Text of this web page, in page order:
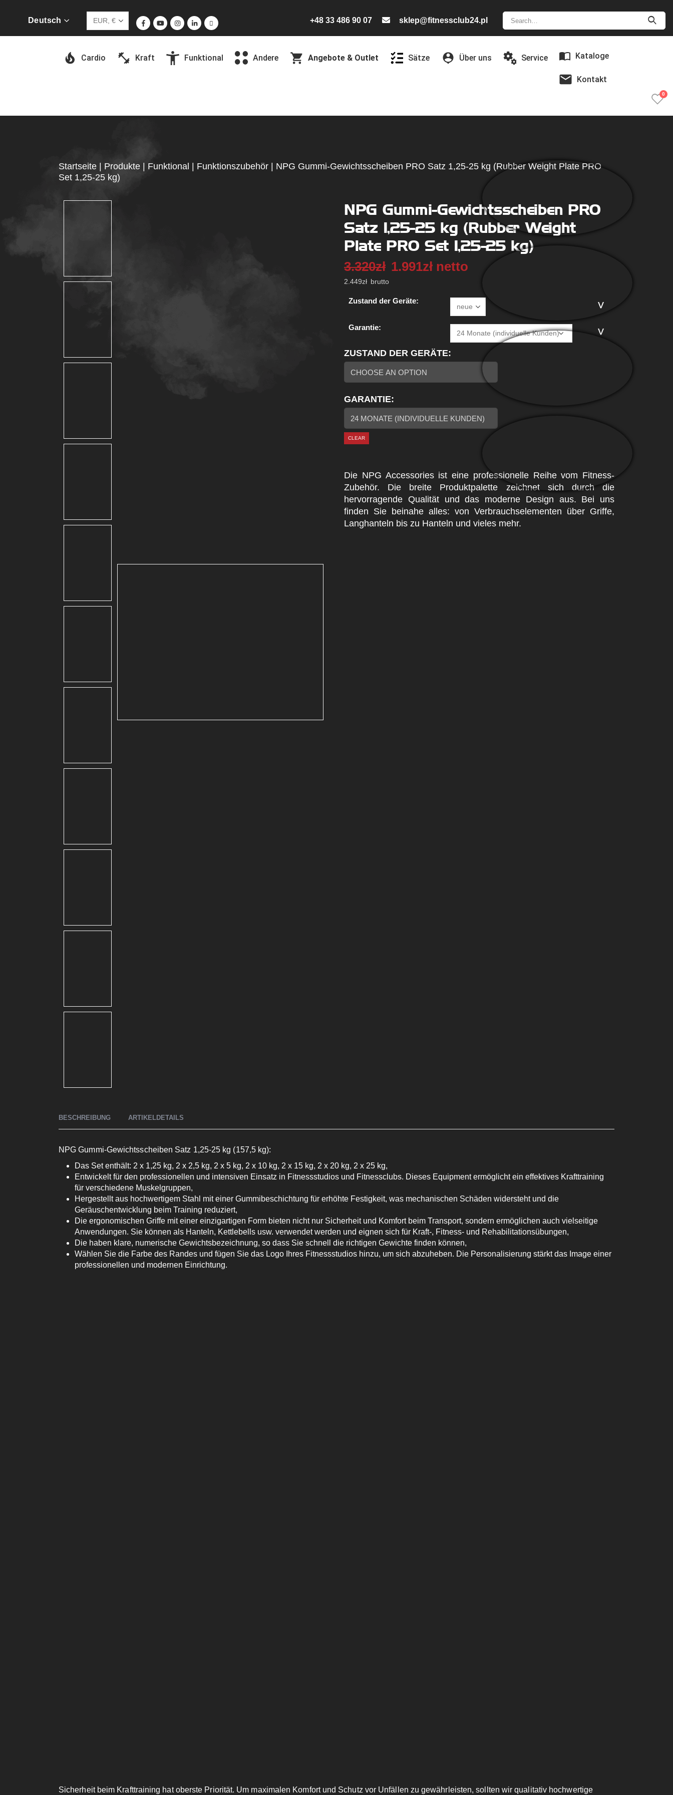
Deutsch +48 33 486 90 07 sklep@fitnessclub24.pl
Cardio Kraft Funktional Andere Angebote & Outlet Sätze Über uns Service Kataloge
Kontakt
0
Startseite Produkte Funktional Funktionszubehör
NPG Gummi-Gewichtsscheiben PRO Satz 1,25-25 kg (Rubber Weight Plate PRO
Set 1,25-25 kg)
NPG Gummi-Gewichtsscheiben PRO
Satz 1,25-25 kg (Rubber Weight
Plate PRO Set 1,25-25 kg)
3.320zł 1.991zł netto
2.449zł brutto
Zustand der Geräte:
Garantie:
ZUSTAND DER GERÄTE
GARANTIE
CLEAR
Die NPG Accessories ist eine professionelle Reihe vom Fitness-
Zubehör. Die breite Produktpalette zeichnet sich durch die
hervorragende Qualität und das moderne Design aus. Bei uns
finden Sie beinahe alles: von Verbrauchselementen über Griffe,
Langhanteln bis zu Hanteln und vieles mehr.
BESCHREIBUNG ARTIKELDETAILS
NPG Gummi-Gewichtsscheiben Satz 1,25-25 kg (157,5 kg):
Das Set enthält: 2 x 1,25 kg, 2 x 2,5 kg, 2 x 5 kg, 2 x 10 kg, 2 x 15 kg, 2 x 20 kg, 2 x 25 kg,
Entwickelt für den professionellen und intensiven Einsatz in Fitnessstudios und Fitnessclubs. Dieses Equipment ermöglicht ein effektives Krafttraining
für verschiedene Muskelgruppen,
Hergestellt aus hochwertigem Stahl mit einer Gummibeschichtung für erhöhte Festigkeit, was mechanischen Schäden widersteht und die
Geräuschentwicklung beim Training reduziert,
Die ergonomischen Griffe mit einer einzigartigen Form bieten nicht nur Sicherheit und Komfort beim Transport, sondern ermöglichen auch vielseitige
Anwendungen. Sie können als Hanteln, Kettlebells usw. verwendet werden und eignen sich für Kraft-, Fitness- und Rehabilitationsübungen,
Die haben klare, numerische Gewichtsbezeichnung, so dass Sie schnell die richtigen Gewichte finden können,
Wählen Sie die Farbe des Randes und fügen Sie das Logo Ihres Fitnessstudios hinzu, um sich abzuheben. Die Personalisierung stärkt das Image einer
professionellen und modernen Einrichtung.
Sicherheit beim Krafttraining hat oberste Priorität. Um maximalen Komfort und Schutz vor Unfällen zu gewährleisten, sollten wir qualitativ hochwertige